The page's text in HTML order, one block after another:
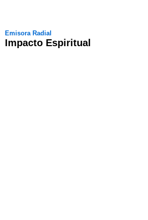
content
Emisora Radial
Impacto Espiritual